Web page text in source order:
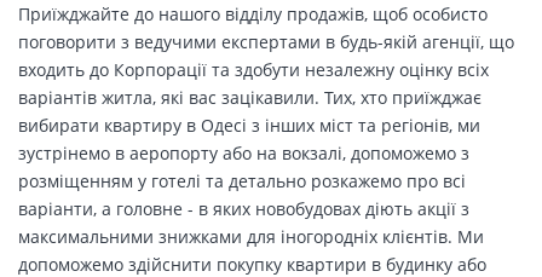
Приїжджайте до нашого відділу продажів, щоб особисто
поговорити з ведучими експертами в будь-якій агенції, що
входить до Корпорації та здобути незалежну оцінку всіх
варіантів житла, які вас зацікавили. Тих, хто приїжджає
вибирати квартиру в Одесі з інших міст та регіонів, ми
зустрінемо в аеропорту або на вокзалі, допоможемо з
розміщенням у готелі та детально розкажемо про всі
варіанти, а головне - в яких новобудовах діють акції з
максимальними знижками для іногородніх клієнтів. Ми
допоможемо здійснити покупку квартири в будинку або